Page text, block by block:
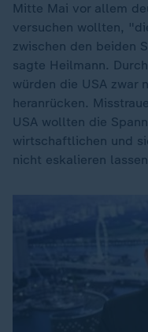
Mitte Mai vor allem
versuchen wollten,
zwischen den beiden
sagte Heilmann.
würden die USA zwar
heranrücken.
USA wollten die
wirtschaftlichen und
nicht eskalieren